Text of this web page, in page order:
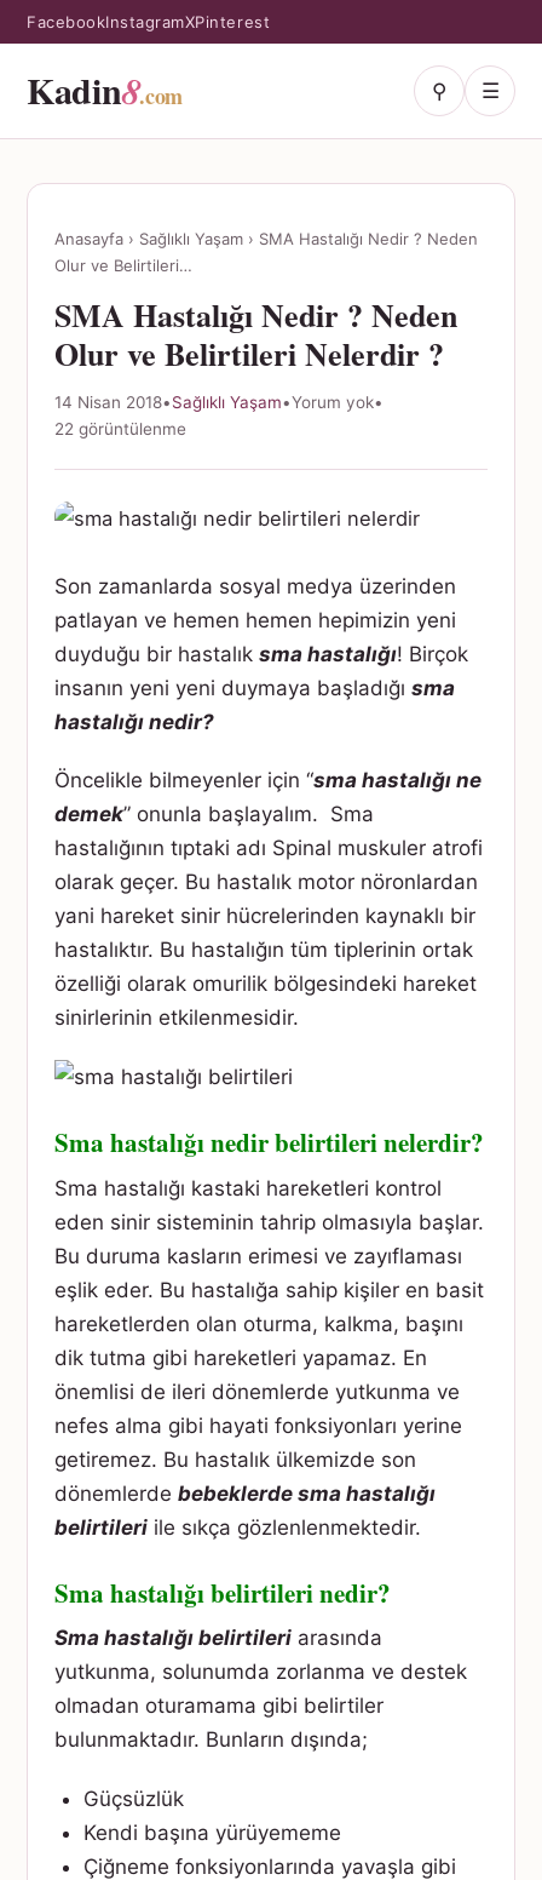
FacebookInstagramXPinterest
Kadin8.com ⚲ ☰
Anasayfa › Sağlıklı Yaşam › SMA Hastalığı Nedir ? Neden
Olur ve Belirtileri…
SMA Hastalığı Nedir ? Neden
Olur ve Belirtileri Nelerdir ?
14 Nisan 2018•Sağlıklı Yaşam•Yorum yok•
22 görüntülenme
Son zamanlarda sosyal medya üzerinden
patlayan ve hemen hemen hepimizin yeni
duyduğu bir hastalık sma hastalığı! Birçok
insanın yeni yeni duymaya başladığı sma
hastalığı nedir?
Öncelikle bilmeyenler için “sma hastalığı ne
demek” onunla başlayalım. Sma
hastalığının tıptaki adı Spinal muskuler atrofi
olarak geçer. Bu hastalık motor nöronlardan
yani hareket sinir hücrelerinden kaynaklı bir
hastalıktır. Bu hastalığın tüm tiplerinin ortak
özelliği olarak omurilik bölgesindeki hareket
sinirlerinin etkilenmesidir.
Sma hastalığı nedir belirtileri nelerdir?
Sma hastalığı kastaki hareketleri kontrol
eden sinir sisteminin tahrip olmasıyla başlar.
Bu duruma kasların erimesi ve zayıflaması
eşlik eder. Bu hastalığa sahip kişiler en basit
hareketlerden olan oturma, kalkma, başını
dik tutma gibi hareketleri yapamaz. En
önemlisi de ileri dönemlerde yutkunma ve
nefes alma gibi hayati fonksiyonları yerine
getiremez. Bu hastalık ülkemizde son
dönemlerde bebeklerde sma hastalığı
belirtileri ile sıkça gözlenlenmektedir.
Sma hastalığı belirtileri nedir?
Sma hastalığı belirtileri arasında
yutkunma, solunumda zorlanma ve destek
olmadan oturamama gibi belirtiler
bulunmaktadır. Bunların dışında;
Güçsüzlük
Kendi başına yürüyememe
Çiğneme fonksiyonlarında yavaşla gibi